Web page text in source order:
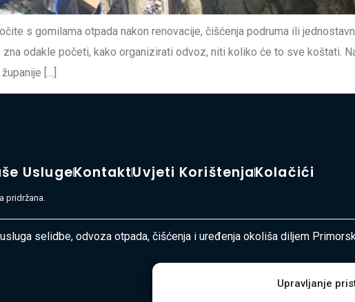
Upravljanje
s gomilama otpada nakon renovacije, čišćenja podruma ili
odakle početi, kako organizirati odvoz, niti koliko će to sve koštati.
[…]
UslugeKontaktUvjeti KorištenjaKolačići
pridržana.
selidbe, odvoza otpada, čišćenja i uređenja okoliša diljem